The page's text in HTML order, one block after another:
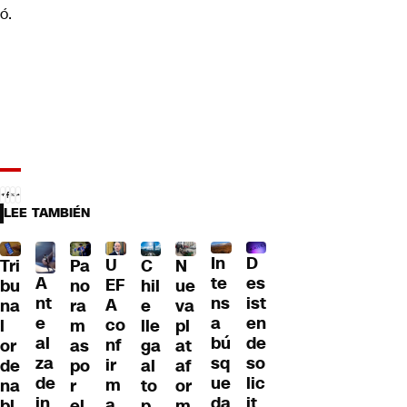
ó.
LEE TAMBIÉN
Tri
bu
na
l
or
de
na
A
nt
e
al
za
de
Pa
no
ra
m
as
po
r
U
EF
A
co
nf
ir
m
C
hil
e
lle
ga
al
to
N
ue
va
pl
at
af
or
In
te
ns
a
bú
sq
ue
D
es
ist
en
de
so
lic